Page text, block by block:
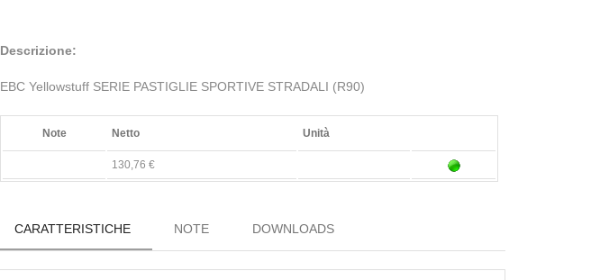
Descrizione:
EBC Yellowstuff SERIE PASTIGLIE SPORTIVE STRADALI (R90)
Note Netto Unità
130,76 €
CARATTERISTICHE NOTE DOWNLOADS